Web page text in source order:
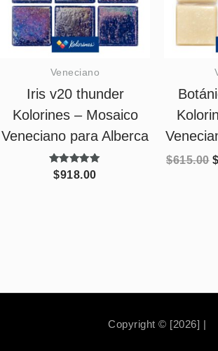
Veneciano
Iris v20 thunder
Kolorines – Mosaico
Veneciano para Alberca
Valorado
con
$918.00
$615.00 $
Copyright © [2026] |